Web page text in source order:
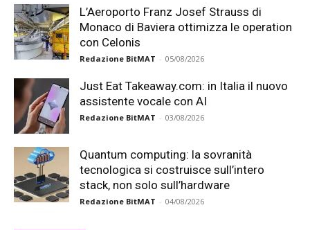
L’Aeroporto Franz Josef Strauss di
Monaco di Baviera ottimizza le operation
con Celonis
Redazione BitMAT - 05/08/2026
Just Eat Takeaway.com: in Italia il nuovo
assistente vocale con AI
Redazione BitMAT - 03/08/2026
Quantum computing: la sovranità
tecnologica si costruisce sull’intero
stack, non solo sull’hardware
Redazione BitMAT - 04/08/2026